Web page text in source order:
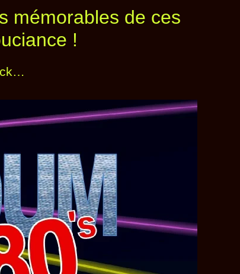
mémorables de ces
!